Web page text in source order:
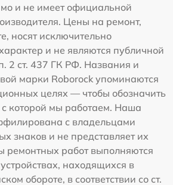
и не имеет официальной
Цены на ремонт,
носят исключительно
и не являются публичной
2 ст. 437 ГК РФ. Названия и
марки Roborock упоминаются
целях — чтобы обозначить
с которой мы работаем. Наша
с владельцами
знаков и не представляет их
ремонтных работ выполняются
находящихся в
обороте, в соответствии со ст.